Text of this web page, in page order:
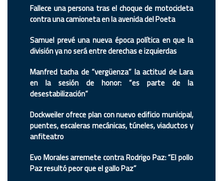
Fallece una persona tras el choque de motocicleta
contra una camioneta en la avenida del Poeta
Samuel prevé una nueva época política en que la
división ya no será entre derechas e izquierdas
Manfred tacha de “vergüenza” la actitud de Lara
en la sesión de honor: “es parte de la
desestabilización”
Dockweiler ofrece plan con nuevo edificio municipal,
puentes, escaleras mecánicas, túneles, viaductos y
anfiteatro
Evo Morales arremete contra Rodrigo Paz: “El pollo
Paz resultó peor que el gallo Paz”